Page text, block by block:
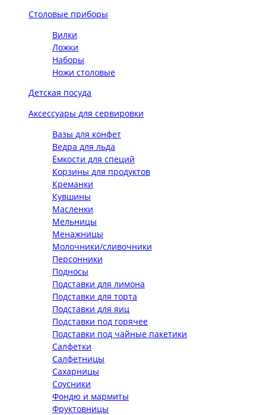
Столовые приборы
Вилки
Ложки
Наборы
Ножи столовые
Детская посуда
Аксессуары для сервировки
Вазы для конфет
Ведра для льда
Ёмкости для специй
Корзины для продуктов
Креманки
Кувшины
Масленки
Мельницы
Менажницы
Молочники/сливочники
Персонники
Подносы
Подставки для лимона
Подставки для торта
Подставки для яиц
Подставки под горячее
Подставки под чайные пакетики
Салфетки
Салфетницы
Сахарницы
Соусники
Фондю и мармиты
Фруктовницы